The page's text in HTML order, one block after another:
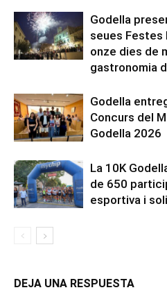
Godella
seues Festes
onze dies de
gastronomia
Godella
Concurs del
Godella 2026
La 10K
de 650
esportiva i
DEJA UNA RESPUESTA